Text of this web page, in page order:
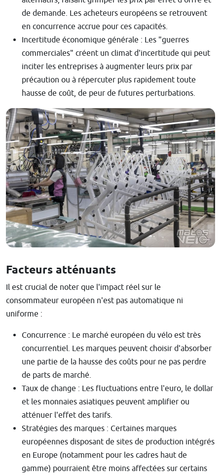
de demande. Les acheteurs européens se retrouvent
en concurrence accrue pour ces capacités.
Incertitude économique générale : Les "guerres
commerciales" créent un climat d'incertitude qui peut
inciter les entreprises à augmenter leurs prix par
précaution ou à répercuter plus rapidement toute
hausse de coût, de peur de futures perturbations.
Facteurs atténuants
Il est crucial de noter que l'impact réel sur le
consommateur européen n'est pas automatique ni
uniforme :
Concurrence : Le marché européen du vélo est très
concurrentiel. Les marques peuvent choisir d'absorber
une partie de la hausse des coûts pour ne pas perdre
de parts de marché.
Taux de change : Les fluctuations entre l'euro, le dollar
et les monnaies asiatiques peuvent amplifier ou
atténuer l'effet des tarifs.
Stratégies des marques : Certaines marques
européennes disposant de sites de production intégrés
en Europe (notamment pour les cadres haut de
gamme) pourraient être moins affectées sur certains